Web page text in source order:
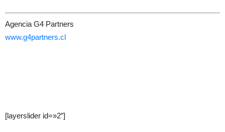
Agencia G4 Partners
www.g4partners.cl
[layerslider id=»2″]